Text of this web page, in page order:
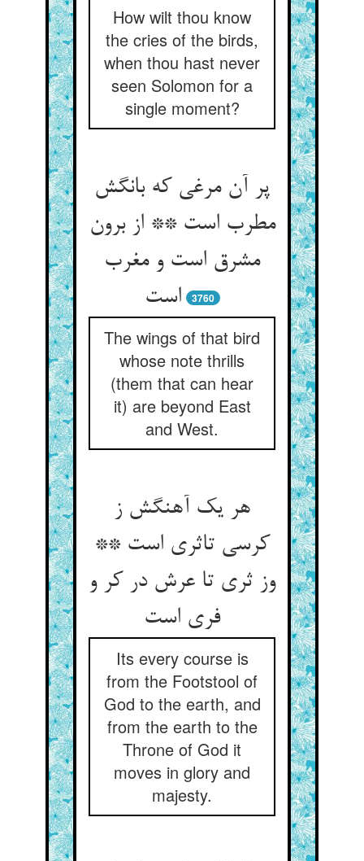
How wilt thou know
the cries of the birds,
when thou hast never
seen Solomon for a
single moment?
پر آن مرغی که بانگش
مطرب است ** از برون
مشرق است و مغرب
است‏
3760
The wings of that bird
whose note thrills
(them that can hear
it) are beyond East
and West.
هر یک آهنگش ز
کرسی تاثری است **
وز ثری تا عرش در کر و
فری است‏
Its every course is
from the Footstool of
God to the earth, and
from the earth to the
Throne of God it
moves in glory and
majesty.